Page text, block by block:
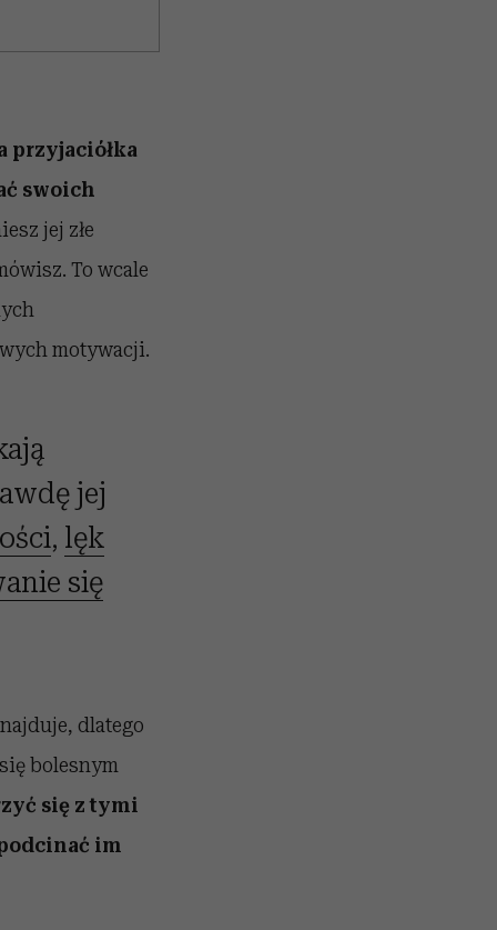
przyjaciółka
swoich
jej złe
To wcale
motywacji.
jej
, lęk
się
dlatego
bolesnym
się z tymi
im